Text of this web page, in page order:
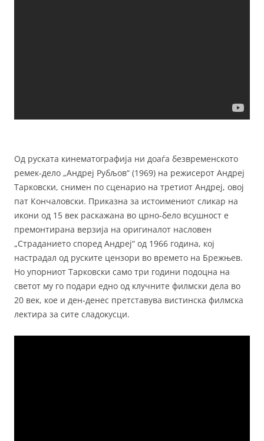
Од руската кинематографија ни доаѓа безвременското
ремек-дело „Андреј Рубљов“ (1969) на режисерот Андреј
Тарковски, снимен по сценарио на третиот Андреј, овој
пат Кончаловски. Приказна за истоимениот сликар на
икони од 15 век раскажана во црно-бело всушност е
премонтирана верзија на оригиналот насловен
„Страданието според Андреј“ од 1966 година, кој
настрадал од руските цензори во времето на Брежњев.
Но упорниот Тарковски само три години подоцна на
светот му го подари едно од клучните филмски дела во
20 век, кое и ден-денес претставува вистинска филмска
лектира за сите сладокусци.